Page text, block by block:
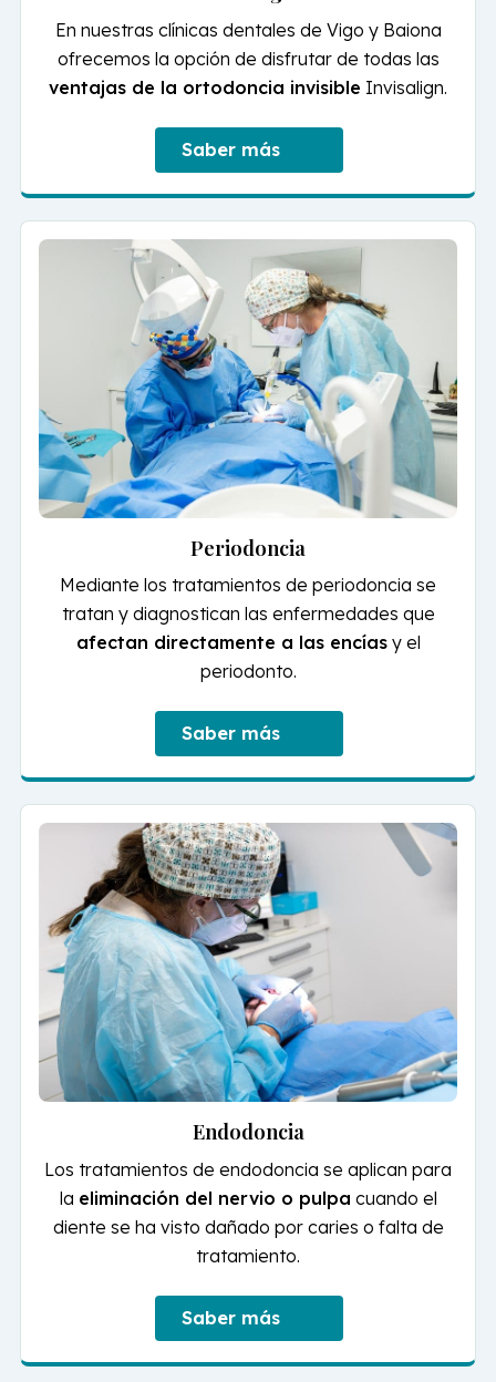
En nuestras clínicas dentales de Vigo y Baiona
ofrecemos la opción de disfrutar de todas las
ventajas de la ortodoncia invisible Invisalign.
Saber más
Periodoncia
Mediante los tratamientos de periodoncia se
tratan y diagnostican las enfermedades que
afectan directamente a las encíasy el
periodonto.
Saber más
Endodoncia
Los tratamientos de endodoncia se aplican para
la eliminación del nervio o pulpa cuando el
diente se ha visto dañado por caries o falta de
tratamiento.
Saber más